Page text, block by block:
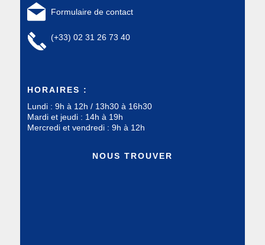
Formulaire de contact
(+33) 02 31 26 73 40
HORAIRES :
Lundi : 9h à 12h / 13h30 à 16h30
Mardi et jeudi : 14h à 19h
Mercredi et vendredi : 9h à 12h
NOUS TROUVER